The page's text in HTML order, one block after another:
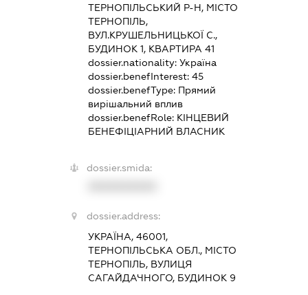
ТЕРНОПІЛЬСЬКИЙ Р-Н, МІСТО
ТЕРНОПІЛЬ,
ВУЛ.КРУШЕЛЬНИЦЬКОЇ С.,
БУДИНОК 1, КВАРТИРА 41
dossier.nationality: Україна
dossier.benefInterest: 45
dossier.benefType: Прямий
вирішальний вплив
dossier.benefRole: КІНЦЕВИЙ
БЕНЕФІЦІАРНИЙ ВЛАСНИК
dossier.smida:
dossier.address:
УКРАЇНА, 46001,
ТЕРНОПІЛЬСЬКА ОБЛ., МІСТО
ТЕРНОПІЛЬ, ВУЛИЦЯ
САГАЙДАЧНОГО, БУДИНОК 9